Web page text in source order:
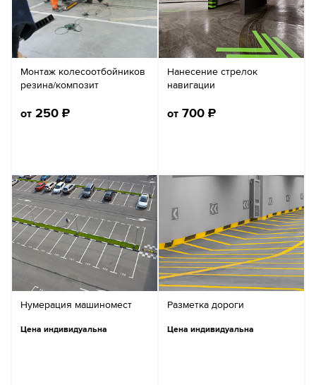
Монтаж колесоотбойников
резина/композит
от 250 ₽
Нанесение стрелок
навигации
от 700 ₽
Нумерация машиномест
Цена индивидуальна
Разметка дороги
Цена индивидуальна